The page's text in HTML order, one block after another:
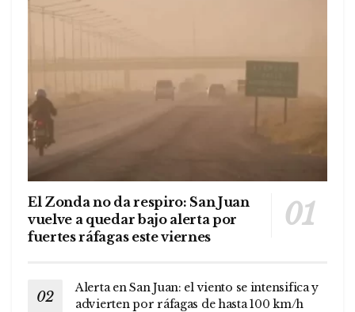
El Zonda no da respiro: San Juan
vuelve a quedar bajo alerta por
fuertes ráfagas este viernes
Alerta en San Juan: el viento se intensifica y
advierten por ráfagas de hasta 100 km/h